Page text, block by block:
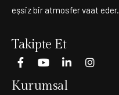
eşsiz bir atmosfer vaat eder.
Takipte Et
Kurumsal